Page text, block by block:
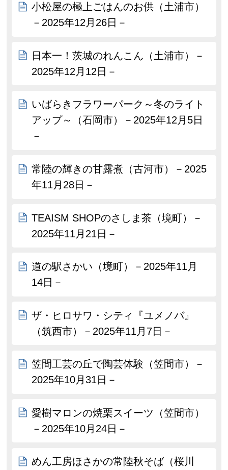
小松屋の極上ごはんのお供（土浦市）
－2025年12月26日－
日本一！茨城のれんこん（土浦市）－
2025年12月12日－
いばらきフラワーパーク～冬のライト
アップ～（石岡市）－2025年12月5日
－
常陸の輝きの甘露煮（古河市）－2025
年11月28日－
TEAISM SHOPのさしま茶（境町）－
2025年11月21日－
道の駅さかい（境町）－2025年11月
14日－
ザ・ヒロサワ・シティ『ユメノバ』
（筑西市）－2025年11月7日－
笠間工芸の丘で陶芸体験（笠間市）－
2025年10月31日－
愛樹マロンの焼栗スイーツ（笠間市）
－2025年10月24日－
めん工房ほさかの常陸秋そば（桜川